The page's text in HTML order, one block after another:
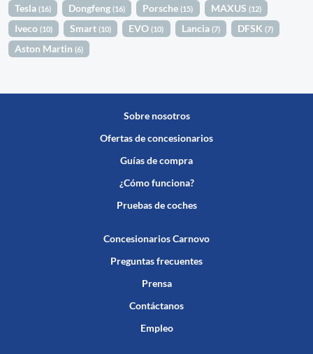
Tesla(16) Dongfeng(16) Porsche(15) MAXUS (12)
Iveco(10) Smart(10) EVO(10) Lancia (7) DFSK (7)
Aston Martin(6)
Sobre nosotros
Ofertas de concesionarios
Guías de compra
¿Cómo funciona?
Pruebas de coches
Concesionarios Carnovo
Preguntas frecuentes
Prensa
Contáctanos
Empleo